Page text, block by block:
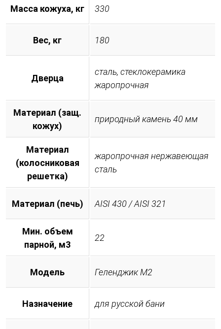
Масса кожуха, кг 330
Вес, кг 180
Дверца
сталь, стеклокерамика
жаропрочная
Материал (защ.
кожух)
природный камень 40 мм
Материал
(колосниковая
решетка)
жаропрочная нержавеющая
сталь
Материал (печь) AISI 430 / AISI 321
Мин. объем
парной, м3
22
Модель Геленджик М2
Назначение для русской бани